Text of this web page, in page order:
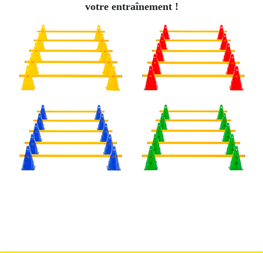
votre entraînement !